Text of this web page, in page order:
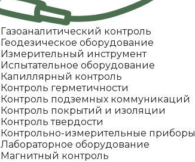
Газоаналитический контроль
Геодезическое оборудование
Измерительный инструмент
Испытательное оборудование
Капиллярный контроль
Контроль герметичности
Контроль подземных коммуникаций
Контроль покрытий и изоляции
Контроль твердости
Контрольно-измерительные приборы
Лабораторное оборудование
Магнитный контроль